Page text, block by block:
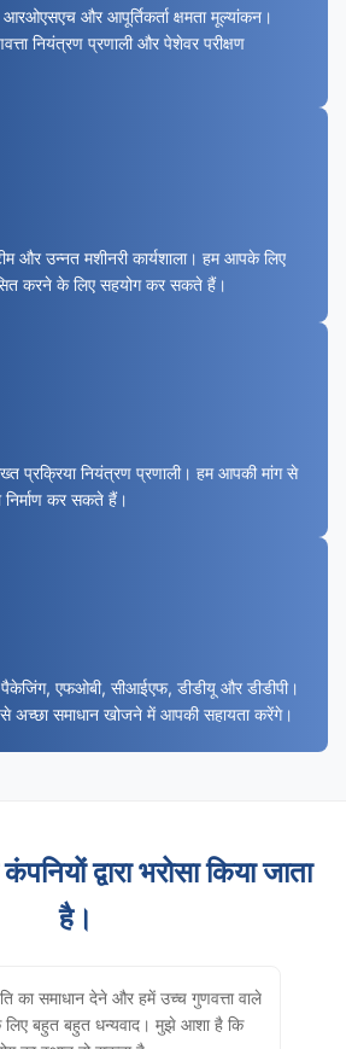
और आपूर्तिकर्ता क्षमता मूल्यांकन।
नियंत्रण प्रणाली और पेशेवर परीक्षण
और उन्नत मशीनरी कार्यशाला। हम आपके लिए
करने के लिए सहयोग कर सकते हैं।
प्रक्रिया नियंत्रण प्रणाली। हम आपकी मांग से
निर्माण कर सकते हैं।
एफओबी, सीआईएफ, डीडीयू और डीडीपी।
अच्छा समाधान खोजने में आपकी सहायता करेंगे।
द्वारा भरोसा किया जाता
है।
का समाधान देने और हमें उच्च गुणवत्ता वाले
लिए बहुत बहुत धन्यवाद। मुझे आशा है कि